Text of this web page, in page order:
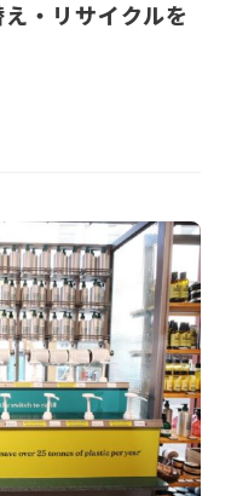
・リサイクルを